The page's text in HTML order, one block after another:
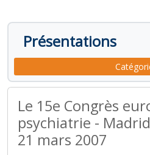
Présentations
Le 15e Congrès
psychiatrie -
21 mars 2007